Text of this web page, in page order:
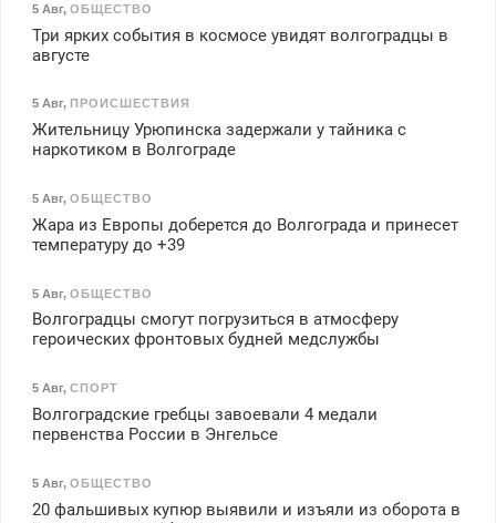
5 Авг, ОБЩЕСТВО
Три ярких события в космосе увидят волгоградцы в
августе
5 Авг, ПРОИСШЕСТВИЯ
Жительницу Урюпинска задержали у тайника с
наркотиком в Волгограде
5 Авг, ОБЩЕСТВО
Жара из Европы доберется до Волгограда и принесет
температуру до +39
5 Авг, ОБЩЕСТВО
Волгоградцы смогут погрузиться в атмосферу
героических фронтовых будней медслужбы
5 Авг, СПОРТ
Волгоградские гребцы завоевали 4 медали
первенства России в Энгельсе
5 Авг, ОБЩЕСТВО
20 фальшивых купюр выявили и изъяли из оборота в